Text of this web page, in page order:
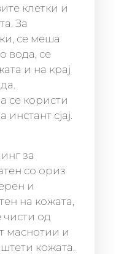
клетки и
За
се меша
вода, се
и на крај
се користи
сјај.
за
со ориз
и
на кожата,
чисти од
маснотии и
кожата.